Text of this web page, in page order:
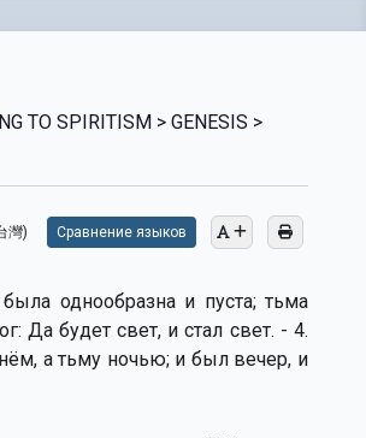
TO SPIRITISM > GENESIS >
灣) Сравнение языков
однообразна и пуста; тьма
Да будет свет, и стал свет. - 4.
а тьму ночью; и был вечер, и